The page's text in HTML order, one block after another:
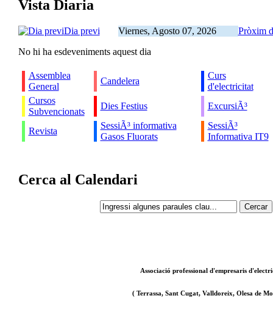
Vista Diaria
Dia previ Viernes, Agosto 07, 2026
Pròxim
No hi ha esdeveniments aquest dia
Assemblea
General
Candelera
Curs
d'electricitat
Cursos
Subvencionats
Dies Festius ExcursiÃ³
Revista
SessiÃ³ informativa
Gasos Fluorats
SessiÃ³
Informativa IT9
Cerca al Calendari
Associació professional d'empresaris
( Terrassa, Sant Cugat, Valldoreix, Olesa de